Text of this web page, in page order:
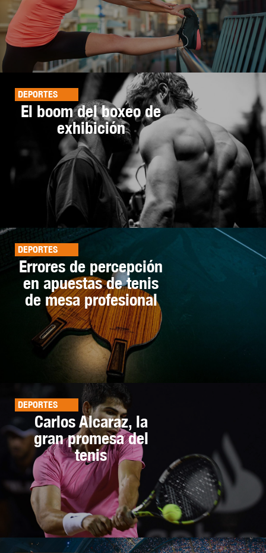
DEPORTES
El boom del boxeo de
exhibición
DEPORTES
Errores de percepción
en apuestas de tenis
de mesa profesional
DEPORTES
Carlos Alcaraz, la
gran promesa del
tenis